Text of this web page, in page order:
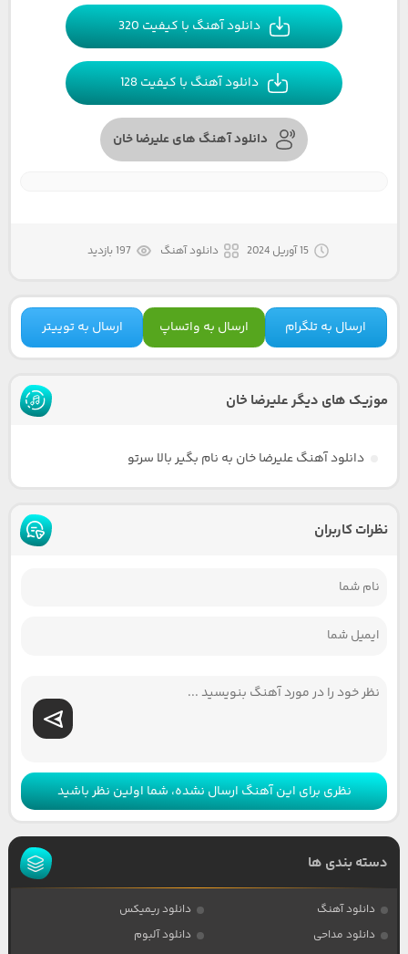
دانلود آهنگ با کیفیت 320
دانلود آهنگ با کیفیت 128
دانلود آهنگ های علیرضا خان
15 آوریل 2024 دانلود آهنگ 197 بازدید
ارسال به تلگرام ارسال به واتساپ ارسال به توییتر
موزیک های دیگر علیرضا خان
دانلود آهنگ علیرضا خان به نام بگیر بالا سرتو
نظرات کاربران
نظری برای این آهنگ ارسال نشده، شما اولین نظر باشید
دسته بندی ها
دانلود آهنگ
دانلود ریمیکس
دانلود مداحی
دانلود آلبوم